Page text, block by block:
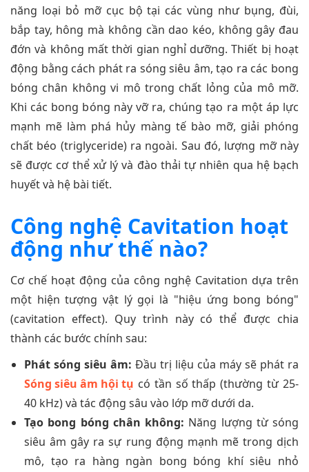
năng loại bỏ mỡ cục bộ tại các vùng như bụng, đùi,
bắp tay, hông mà không cần dao kéo, không gây đau
đớn và không mất thời gian nghỉ dưỡng. Thiết bị hoạt
động bằng cách phát ra sóng siêu âm, tạo ra các bong
bóng chân không vi mô trong chất lỏng của mô mỡ.
Khi các bong bóng này vỡ ra, chúng tạo ra một áp lực
mạnh mẽ làm phá hủy màng tế bào mỡ, giải phóng
chất béo (triglyceride) ra ngoài. Sau đó, lượng mỡ này
sẽ được cơ thể xử lý và đào thải tự nhiên qua hệ bạch
huyết và hệ bài tiết.
Công nghệ Cavitation hoạt
động như thế nào?
Cơ chế hoạt động của công nghệ Cavitation dựa trên
một hiện tượng vật lý gọi là "hiệu ứng bong bóng"
(cavitation effect). Quy trình này có thể được chia
thành các bước chính sau:
Phát sóng siêu âm: Đầu trị liệu của máy sẽ phát ra
Sóng siêu âm hội tụ có tần số thấp (thường từ 25-
40 kHz) và tác động sâu vào lớp mỡ dưới da.
Tạo bong bóng chân không: Năng lượng từ sóng
siêu âm gây ra sự rung động mạnh mẽ trong dịch
mô, tạo ra hàng ngàn bong bóng khí siêu nhỏ